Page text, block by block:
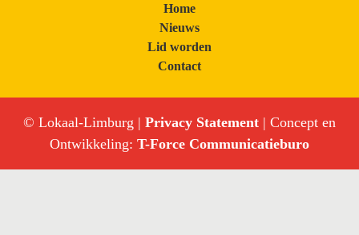
Home
Nieuws
Lid worden
Contact
© Lokaal-Limburg | Privacy Statement | Concept en
Ontwikkeling: T-Force Communicatieburo